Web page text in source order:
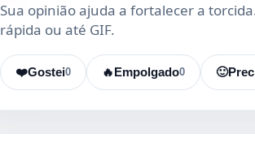
Sua opinião ajuda a fortalecer a
rápida ou até GIF.
❤️ 0
Gostei 🔥 0
Empolgado 🙂